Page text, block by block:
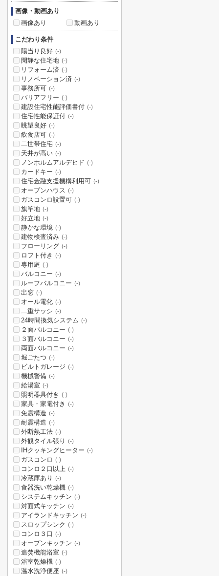
画像・動画あり
画像あり
動画あり
こだわり条件
陽当り良好 (-)
閑静な住宅地 (-)
リフォーム済 (-)
リノベーション済 (-)
事務所可 (-)
バリアフリー (-)
建設住宅性能評価書付 (-)
住宅性能保証付 (-)
眺望良好 (-)
飲食店可 (-)
二世帯住宅 (-)
天井が高い (-)
ノンホルムアルデヒド (-)
カードキー (-)
住宅金融支援機構利用可 (-)
オープンハウス (-)
ガスコンロ設置可 (-)
旗竿地 (-)
好立地 (-)
静かな環境 (-)
建物検査済み (-)
フローリング (-)
ロフト付き (-)
専用庭 (-)
バルコニー (-)
ルーフバルコニー (-)
出窓 (-)
オール電化 (-)
二重サッシ (-)
24時間換気システム (-)
２面バルコニー (-)
３面バルコニー (-)
両面バルコニー (-)
堀ごたつ (-)
ビルトガレージ (-)
機械警備 (-)
給湯室 (-)
照明器具付き (-)
家具・家電付き (-)
免震構造 (-)
耐震構造 (-)
外断熱工法 (-)
外観タイル張り (-)
IHクッキングヒーター (-)
ガスコンロ (-)
コンロ２口以上 (-)
冷蔵庫あり (-)
食器洗い乾燥機 (-)
システムキッチン (-)
対面式キッチン (-)
アイランドキッチン (-)
スロップシンク (-)
コンロ３口 (-)
オープンキッチン (-)
追焚機能浴室 (-)
浴室乾燥機 (-)
温水洗浄便座 (-)